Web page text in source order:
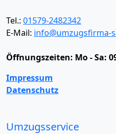
Tel.: 01579-2482342
E-Mail: info@umzugsfirma-
Öffnungszeiten: Mo - Sa:
Impressum
Datenschutz
Umzugsservice